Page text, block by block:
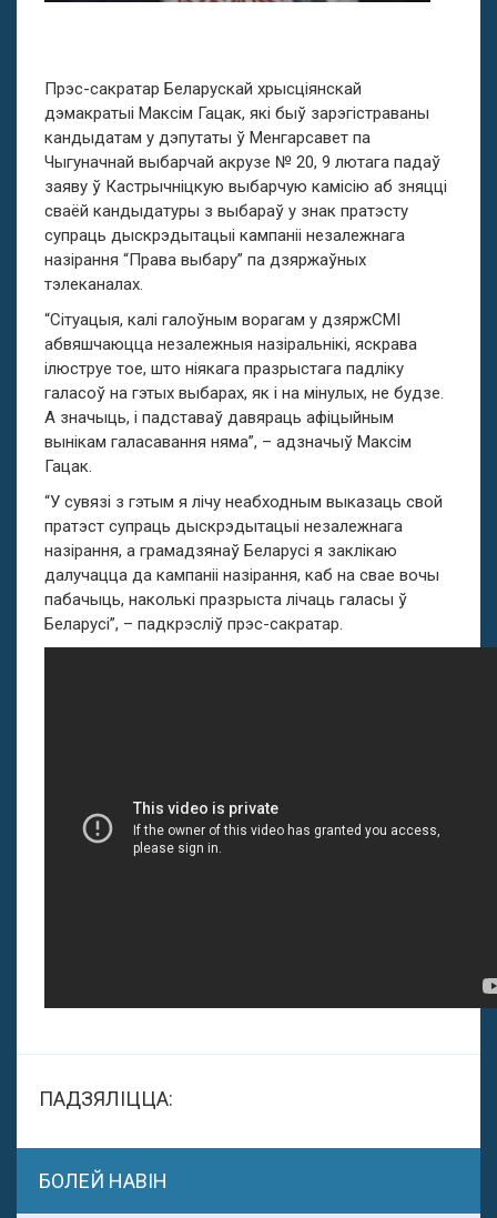
Прэс-сакратар Беларускай хрысціянскай
дэмакратыі Максім Гацак, які быў зарэгістраваны
кандыдатам у дэпутаты ў Менгарсавет па
Чыгуначнай выбарчай акрузе № 20, 9 лютага падаў
заяву ў Кастрычніцкую выбарчую камісію аб зняцці
сваёй кандыдатуры з выбараў у знак пратэсту
супраць дыскрэдытацыі кампаніі незалежнага
назірання “Права выбару” па дзяржаўных
тэлеканалах.
“Сітуацыя, калі галоўным ворагам у дзяржСМІ
абвяшчаюцца незалежныя назіральнікі, яскрава
ілюструе тое, што ніякага празрыстага падліку
галасоў на гэтых выбарах, як і на мінулых, не будзе.
А значыць, і падставаў давяраць афіцыйным
вынікам галасавання няма”, – адзначыў Максім
Гацак.
“У сувязі з гэтым я лічу неабходным выказаць свой
пратэст супраць дыскрэдытацыі незалежнага
назірання, а грамадзянаў Беларусі я заклікаю
далучацца да кампаніі назірання, каб на свае вочы
пабачыць, наколькі празрыста лічаць галасы ў
Беларусі”, – падкрэсліў прэс-сакратар.
ПАДЗЯЛІЦЦА:
БОЛЕЙ НАВІН